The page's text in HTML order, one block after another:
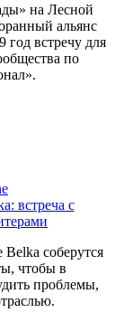
на Лесной
альянс
год встречу для
по
встреча с
Belka соберутся
чтобы в
проблемы,